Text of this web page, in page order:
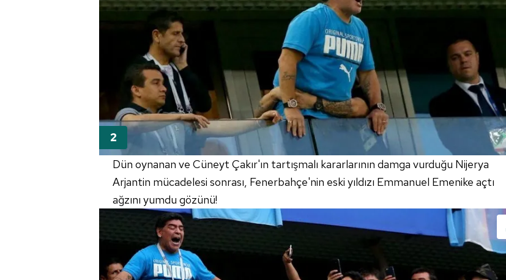
Dün oynanan ve Cüneyt Çakır'ın tartışmalı kararlarının damga vurduğu Nijerya
Arjantin mücadelesi sonrası, Fenerbahçe'nin eski yıldızı Emmanuel Emenike açtı
ağzını yumdu gözünü!